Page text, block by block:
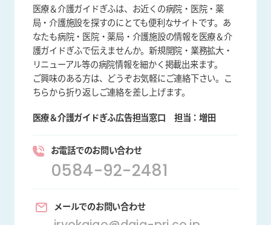
医療＆介護ガイドぎふは、お近くの病院・医院・薬
局・介護施設を探すのにとても便利なサイトです。あ
なたも病院・医院・薬局・介護施設の情報を医療＆介
護ガイドぎふで伝えませんか。新規開院・業務拡大・
リニューアル等の病院情報を細かく掲載出来ます。
ご興味のある方は、どうぞお気軽にご連絡下さい。こ
ちらから折り返しご連絡を差し上げます。
医療＆介護ガイドぎふ広告担当窓口
担当：増田
お電話でのお問い合わせ
0584-92-2481
メールでのお問い合わせ